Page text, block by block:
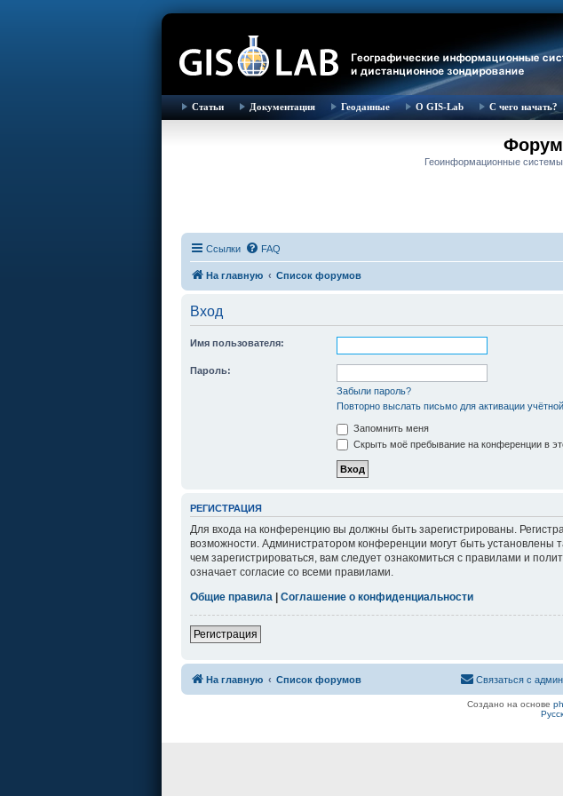
Статьи Документация Геоданные О GIS-Lab С чего начать?
Геоинформационные
Ссылки FAQ
На главную Список форумов
Вход
Имя пользователя:
Пароль:
Забыли пароль?
Повторно выслать письмо для активации
Запомнить меня
Скрыть моё пребывание на конференции в
РЕГИСТРАЦИЯ
Для входа на конференцию вы должны быть зарегистрированы.
возможности. Администратором конференции могут быть установлены
чем зарегистрироваться, вам следует ознакомиться с правилами и
означает согласие со всеми правилами.
Общие правила | Соглашение о конфиденциальности
Регистрация
На главную Список форумов Связаться с
Создано на основе